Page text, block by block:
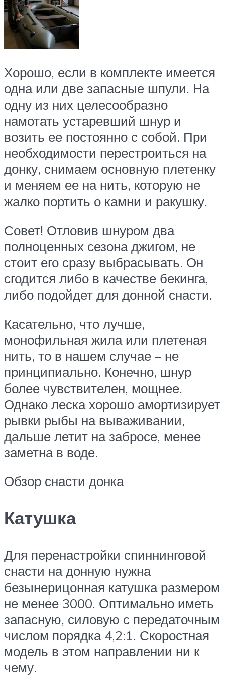
Хорошо, если в комплекте имеется
одна или две запасные шпули. На
одну из них целесообразно
намотать устаревший шнур и
возить ее постоянно с собой. При
необходимости перестроиться на
донку, снимаем основную плетенку
и меняем ее на нить, которую не
жалко портить о камни и ракушку.
Совет! Отловив шнуром два
полноценных сезона джигом, не
стоит его сразу выбрасывать. Он
сгодится либо в качестве бекинга,
либо подойдет для донной снасти.
Касательно, что лучше,
монофильная жила или плетеная
нить, то в нашем случае – не
принципиально. Конечно, шнур
более чувствителен, мощнее.
Однако леска хорошо амортизирует
рывки рыбы на вываживании,
дальше летит на забросе, менее
заметна в воде.
Обзор снасти донка
Катушка
Для перенастройки спиннинговой
снасти на донную нужна
безынерицонная катушка размером
не менее 3000. Оптимально иметь
запасную, силовую с передаточным
числом порядка 4,2:1. Скоростная
модель в этом направлении ни к
чему.